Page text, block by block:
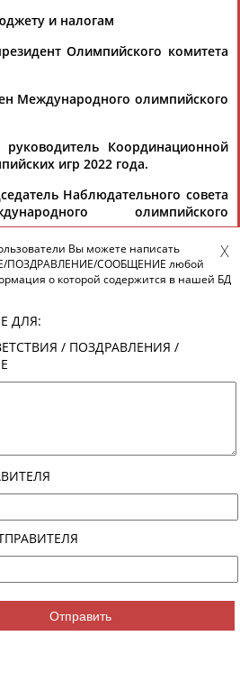
и налогам
Олимпийского комитета
Международного олимпийского
Координационной
игр 2022 года.
Наблюдательного совета
олимпийского
президент Олимпийского
премии бизнес-репутации
Академии бизнеса и
заслуги перед Отечеством» III (4
2006 года) степени, Александра
года), Дружбы (6 августа 2007
года), святого благоверного
I степени (РПЦ, 2011 год),
Президента Российской
2009 года), Правительства
июня 2006 года).
Президента Российской
года, 12 апреля 2004 года).
данных или имеете
внесите изменения
Вы можете написать
ПОЗДРАВЛЕНИЕ/СООБЩЕНИЕ любой
о которой содержится в нашей БД
ДЛЯ:
/ ПОЗДРАВЛЕНИЯ /
Отправить